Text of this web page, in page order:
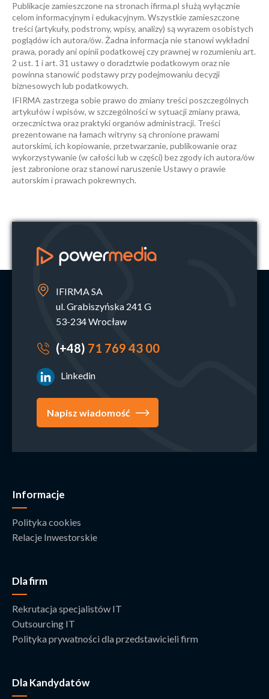
Publikacje zamieszczone na stronach ifirma.pl służą wyłącznie
celom informacyjnym i edukacyjnym. Wszystkie zamieszczone
treści (artykuły, podstrony, wpisy, analizy) są wyrazem osobistych
poglądów ich autora/ów. Żadna informacja nie stanowi wykładni
prawa, porady ani opinii podatkowej czy prawnej w rozumieniu art.
2 ust. 1 i art. 31 ustawy o doradztwie podatkowym oraz nie
powinna stanowić podstawy przy podejmowaniu decyzji
biznesowych lub podatkowych.
IFIRMA zastrzega sobie prawo do zmiany treści poszczególnych
artykułów i wpisów, w szczególności w sytuacji zmiany prawa,
orzecznictwa oraz praktyki organów administracji. Treści
prezentowane na łamach witryny są chronione prawami
autorskimi, ich kopiowanie, przetwarzanie, publikowanie oraz
wykorzystywanie (w całości lub w części) bez zgody ich autora/ów
jest zabronione oraz stanowi naruszenie Ustawy o prawie
autorskim i prawach pokrewnych.
IFIRMA SA
ul. Grabiszyńska 241 G
53-234 Wrocław
(+48) 71 769 43 00
Linkedin
Napisz wiadomość
Informacje
Polityka cookies
Relacje Inwestorskie
Dla firm
Rekrutacja specjalistów IT
Outsourcing IT
Polityka prywatności dla przedstawicieli firm
Dla Kandydatów